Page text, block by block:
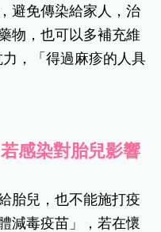
避免傳染給家人，治
物，也可以多補充維
，「得過麻疹的人具
感染對胎兒影響
胎兒，也不能施打疫
減毒疫苗」，若在懷